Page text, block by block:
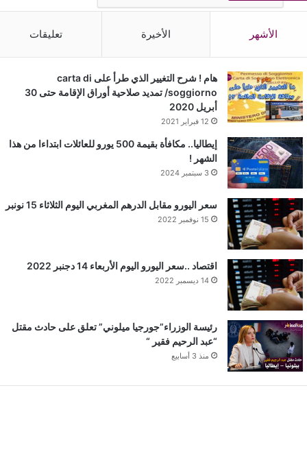
الأشهر الأخيرة تعليقات
هام ! شرح التغيير الذي طرأ على carta di
soggiorno/ تمديد صلاحية أوراق الإقامة حتى 30
أبريل 2020
12 فبراير 2021
إيطاليا.. مكافأة بقيمة 500 يورو للعائلات ابتداءا من هذا
الشهر !
3 سبتمبر 2024
سعر اليورو مقابل الدرهم المغربي اليوم الثلاثاء 15 نونبر
15 نوفمبر 2022
اقتصاد ..سعر اليورو اليوم الأربعاء 14 دجنبر 2022
14 ديسمبر 2022
رئيسة الوزراء”جورجيا ميلوني” تعلق على حادث مقتل
“عبد الرحيم فقير “
منذ 3 أسابيع